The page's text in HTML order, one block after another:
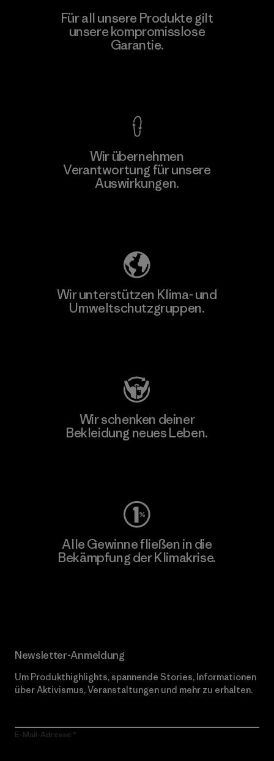
Für all unsere Produkte gilt
unsere kompromisslose
Garantie.
Wir übernehmen
Verantwortung für unsere
Auswirkungen.
Wir unterstützen Klima- und
Umweltschutzgruppen.
Wir schenken deiner
Bekleidung neues Leben.
Alle Gewinne fließen in die
Bekämpfung der Klimakrise.
Newsletter-Anmeldung
Um Produkthighlights, spannende Stories, Informationen
über Aktivismus, Veranstaltungen und mehr zu erhalten.
E-Mail-Adresse